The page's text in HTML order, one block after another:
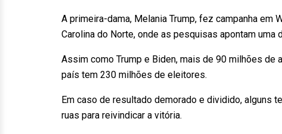
A primeira-dama, Melania Trump, fez campanha
Carolina do Norte, onde as pesquisas apontam
Assim como Trump e Biden, mais de 90 milhões
país tem 230 milhões de eleitores.
Em caso de resultado demorado e dividido, alguns
ruas para reivindicar a vitória.